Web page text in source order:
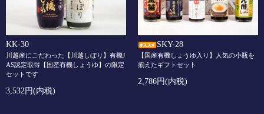
KK-30
川越産にこだわった【川越しぼり】有機J
AS認定取得【国産有機しょうゆ】の限定
セットです
3,532円(内税)
SKY-28
【国産有機しょうゆ入り】人気の小瓶を
揃えたギフトセット
2,786円(内税)